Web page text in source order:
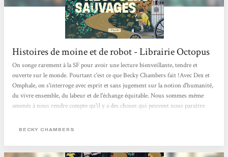
Histoires de moine et de robot - Librairie Octopus
On songe rarement à la SF pour avoir une lecture bienveillante, tendre et
ouverte sur le monde. Pourtant c'est ce que Becky Chambers fait !Avec Dex et
Omphale, on s'interroge avec esprit et sans jugement sur la notion d'humanité,
du vivre ensemble, du labeur et de l'échange équitable. Nous sommes même
amenés à nous rendre compte qu'il y a des choses qui peuvent nous paraître
comprendre l'empathie nécessaire à la compréhension des gens qui nous
BECKY CHAMBERS